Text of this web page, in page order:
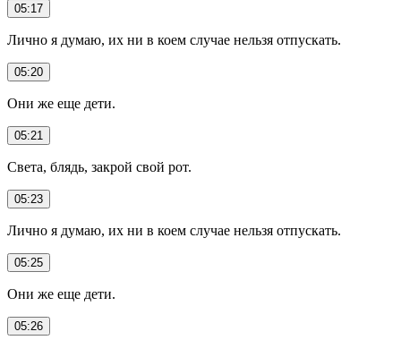
05:17
Лично я думаю, их ни в коем случае нельзя отпускать.
05:20
Они же еще дети.
05:21
Света, блядь, закрой свой рот.
05:23
Лично я думаю, их ни в коем случае нельзя отпускать.
05:25
Они же еще дети.
05:26